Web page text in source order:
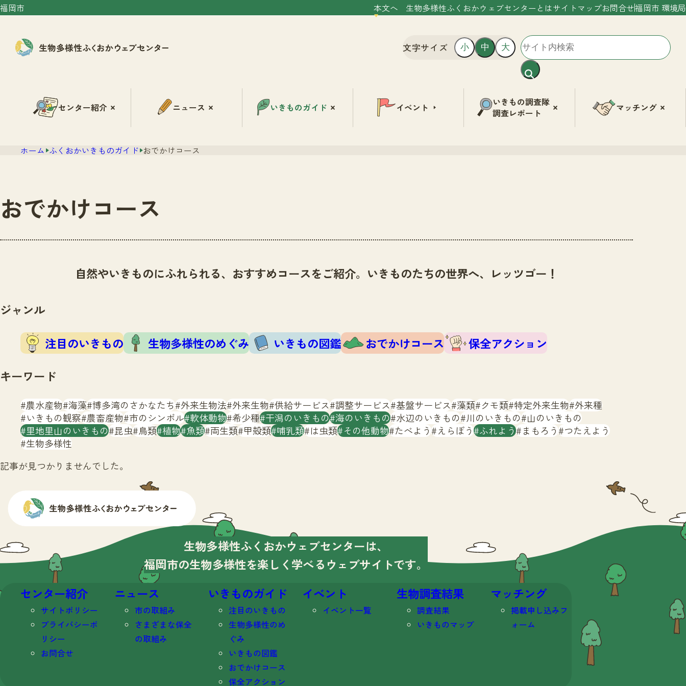
福岡市 本文へ 生物多様性ふくおかウェブセンターとはサイトマップお問合せ福岡市 環境局
文字サイズ 小 中 大
センター紹介 ニュース いきものガイド イベント
いきもの調査隊
調査レポート
マッチング
ホーム ふくおかいきものガイド おでかけコース
おでかけコース
自然やいきものにふれられる、おすすめコースをご紹介。いきものたちの世界へ、レッツゴー！
ジャンル
注目のいきもの 生物多様性のめぐみ いきもの図鑑 おでかけコース
保全アクション
キーワード
農水産物 海藻 博多湾のさかなたち 外来生物法 外来生物 供給サービス 調整サービス 基盤サービス 藻類 クモ類 特定外来生物 外来種
いきもの観察 農畜産物 市のシンボル 軟体動物 希少種 干潟のいきもの 海のいきもの 水辺のいきもの 川のいきもの 山のいきもの
里地里山のいきもの 昆虫 鳥類 植物 魚類 両生類 甲殻類 哺乳類 は虫類 その他動物 たべよう えらぼう ふれよう まもろう つたえよう
生物多様性
記事が見つかりませんでした。
生物多様性ふくおかウェブセンターは、
福岡市の生物多様性を楽しく学べる ウェブサイトです。
センター紹介
サイトポリシー
プライバシーポ
リシー
お問合せ
ニュース
市の取組み
さまざまな保全
の取組み
いきものガイド
注目のいきもの
生物多様性のめ
ぐみ
いきもの図鑑
おでかけコース
保全アクション
イベント
イベント一覧
生物調査結果
調査結果
いきものマップ
マッチング
掲載申し込みフ
ォーム